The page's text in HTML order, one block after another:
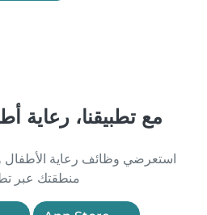
مع تطبيقنا، رعاية
استعرضي وظائف رعاية الأطفال
منطقتك عبر